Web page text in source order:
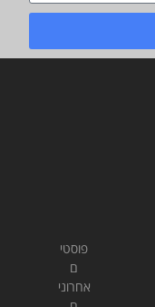
פוסטי
ם
אחרוני